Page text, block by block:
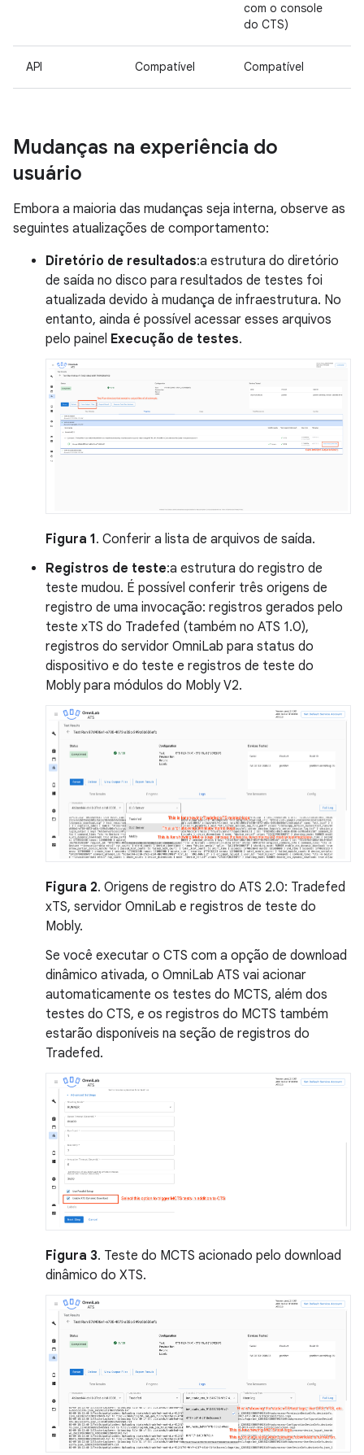
com o console
do CTS)
API Compatível Compatível
Mudanças na experiência do
usuário
Embora a maioria das mudanças seja interna, observe as
seguintes atualizações de comportamento:
Diretório de resultados:a estrutura do diretório
de saída no disco para resultados de testes foi
atualizada devido à mudança de infraestrutura. No
entanto, ainda é possível acessar esses arquivos
pelo painel Execução de testes.
Figura 1. Conferir a lista de arquivos de saída.
Registros de teste:a estrutura do registro de
teste mudou. É possível conferir três origens de
registro de uma invocação: registros gerados pelo
teste xTS do Tradefed (também no ATS 1.0),
registros do servidor OmniLab para status do
dispositivo e do teste e registros de teste do
Mobly para módulos do Mobly V2.
Figura 2. Origens de registro do ATS 2.0: Tradefed
xTS, servidor OmniLab e registros de teste do
Mobly.
Se você executar o CTS com a opção de download
dinâmico ativada, o OmniLab ATS vai acionar
automaticamente os testes do MCTS, além dos
testes do CTS, e os registros do MCTS também
estarão disponíveis na seção de registros do
Tradefed.
Figura 3. Teste do MCTS acionado pelo download
dinâmico do XTS.